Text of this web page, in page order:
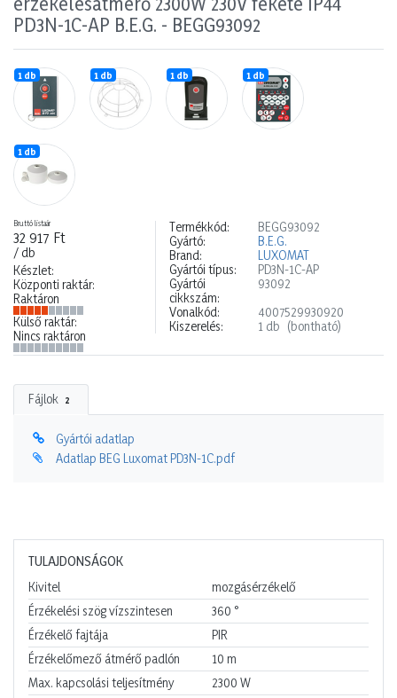
PD3N-1C-AP B.E.G. - BEGG93092
1 db 1 db 1 db 1 db
1 db
Bruttó listaár
32 917 Ft
/ db
Készlet:
Központi raktár:
Raktáron
Külső raktár:
Nincs raktáron
Termékkód:
BEGG93092
Gyártó:
B.E.G.
Brand:
LUXOMAT
Gyártói típus:
PD3N-1C-AP
Gyártói
cikkszám:
93092
Vonalkód:
4007529930920
Kiszerelés:
1 db (bontható)
Fájlok 2
Gyártói adatlap
Adatlap BEG Luxomat PD3N-1C.pdf
TULAJDONSÁGOK
Kivitel
mozgásérzékelő
Érzékelési szög vízszintesen
360 °
Érzékelő fajtája
PIR
Érzékelőmező átmérő padlón
10 m
Max. kapcsolási teljesítmény
2300 W